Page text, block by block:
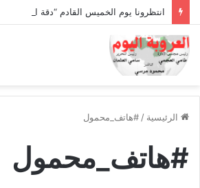
الرئيسية / #هاتف_محمول
#هاتف_محمول